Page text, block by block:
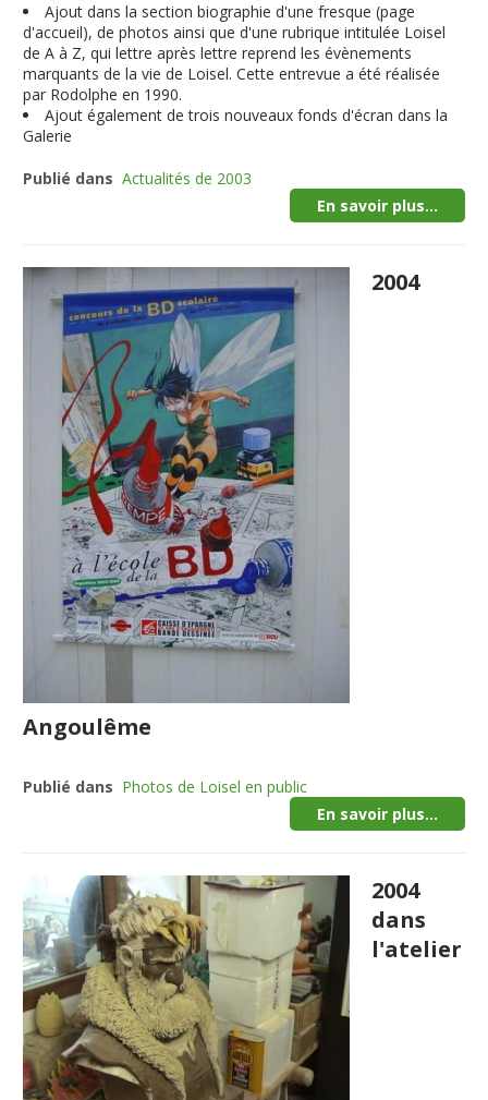
Ajout dans la section biographie d'une fresque (page
d'accueil), de photos ainsi que d'une rubrique intitulée Loisel
de A à Z, qui lettre après lettre reprend les évènements
marquants de la vie de Loisel. Cette entrevue a été réalisée
par Rodolphe en 1990.
Ajout également de trois nouveaux fonds d'écran dans la
Galerie
Publié dans Actualités de 2003
En savoir plus...
2004
Angoulême
Publié dans Photos de Loisel en public
En savoir plus...
2004
dans
l'atelier